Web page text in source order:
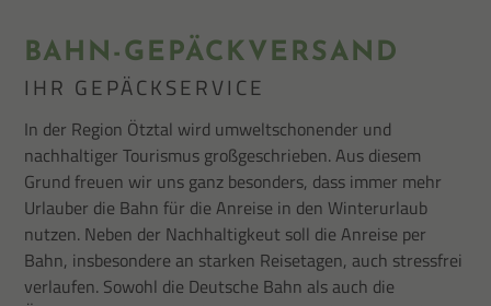
BAHN-GEPÄCKVERSAND
IHR GEPÄCKSERVICE
In der Region Ötztal wird umweltschonender und
nachhaltiger Tourismus großgeschrieben. Aus diesem
Grund freuen wir uns ganz besonders, dass immer mehr
Urlauber die Bahn für die Anreise in den Winterurlaub
nutzen. Neben der Nachhaltigkeut soll die Anreise per
Bahn, insbesondere an starken Reisetagen, auch stressfrei
verlaufen. Sowohl die Deutsche Bahn als auch die